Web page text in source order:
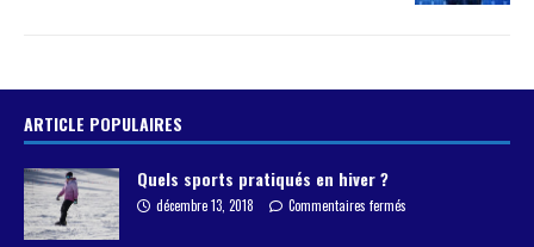
ARTICLE POPULAIRES
Quels sports pratiqués en hiver ?
décembre 13, 2018 Commentaires fermés